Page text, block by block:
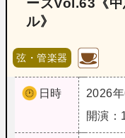
ーズVol.63《
ル》
弦・管楽器
日時
2026
開演：